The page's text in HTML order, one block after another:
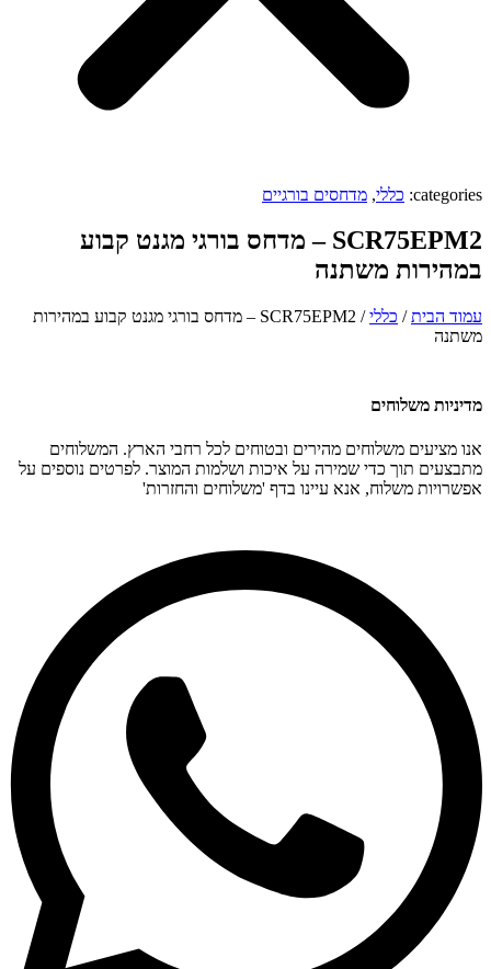
categories: כללי, מדחסים בורגיים
SCR75EPM2 – מדחס בורגי מגנט קבוע
במהירות משתנה
עמוד הבית/ כללי
/ SCR75EPM2 – מדחס בורגי מגנט קבוע במהירות
משתנה
מדיניות משלוחים
אנו מציעים משלוחים מהירים ובטוחים לכל רחבי הארץ. המשלוחים
מתבצעים תוך כדי שמירה על איכות ושלמות המוצר. לפרטים נוספים על
אפשרויות משלוח, אנא עיינו בדף 'משלוחים והחזרות'